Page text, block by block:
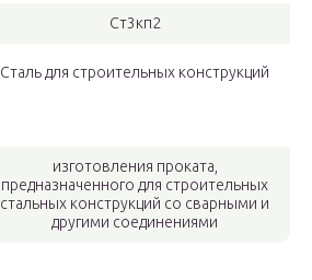
Ст3кп2
Сталь для строительных конструкций
изготовления проката,
предназначенного для строительных
стальных конструкций со сварными и
другими соединениями